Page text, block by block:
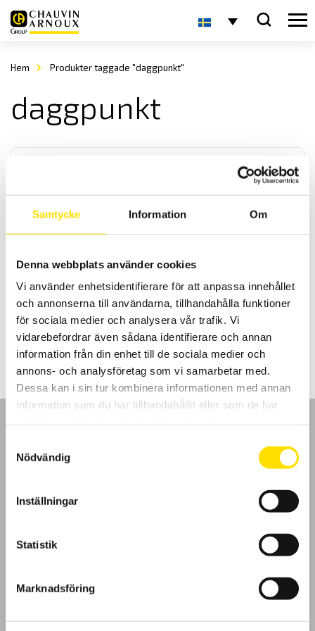
Samtycke Information Om
Denna webbplats använder cookies
Vi använder enhetsidentifierare för att anpassa innehållet
och annonserna till användarna, tillhandahålla funktioner
för sociala medier och analysera vår trafik. Vi
vidarebefordrar även sådana identifierare och annan
information från din enhet till de sociala medier och
annons- och analysföretag som vi samarbetar med.
Dessa kan i sin tur kombinera informationen med annan
information som du har tillhandahållit eller som de har
Nödvändig
Inställningar
Statistik
Marknadsföring
Hem Produkter taggade "daggpunkt"
daggpunkt
Kan anslutas via Bluetooth till värmekamera CA1954 för visning av
temperatur och luftfuktighet direkt i dess display.
3,690.00kr LÄS MER
Kundundersökning